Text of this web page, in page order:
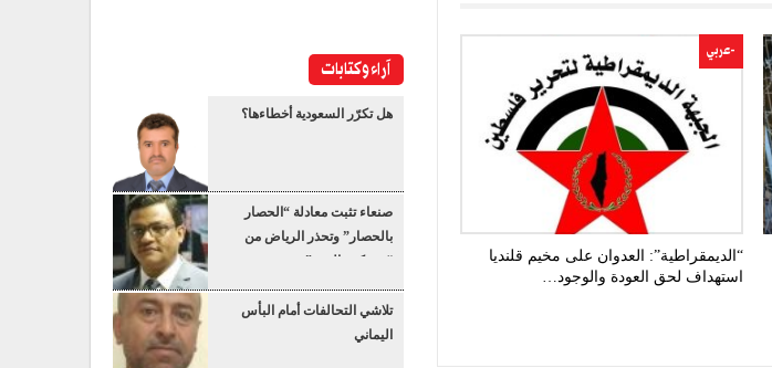
-عربي
“الديمقراطية”: العدوان على مخيم قلنديا
استهداف لحق العودة والوجود…
آراء وكتابات
هل تكرّر السعودية أخطاءها؟
صنعاء تثبت معادلة “الحصار
بالحصار” وتحذر الرياض من
“عسكرة البحر”
تلاشي التحالفات أمام البأس
اليماني